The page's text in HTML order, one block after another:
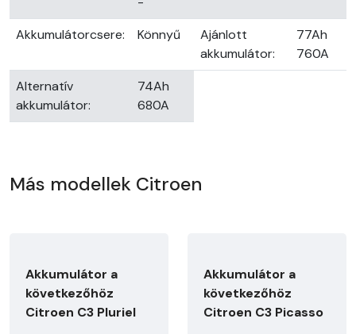
Akkumulátorcsere: Könnyű
Ajánlott
akkumulátor:
77Ah
760A
Alternatív
akkumulátor:
74Ah
680A
Más modellek Citroen
Akkumulátor a
következőhöz
Citroen C3 Pluriel
Akkumulátor a
következőhöz
Citroen C3 Picasso